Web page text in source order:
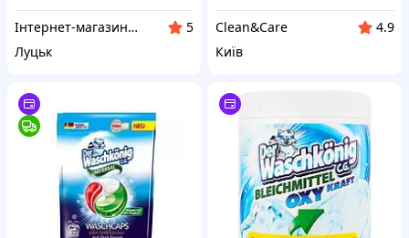
Інтернет-магазин "Vi7"
5
Луцьк
Clean&Care
4.9
Київ